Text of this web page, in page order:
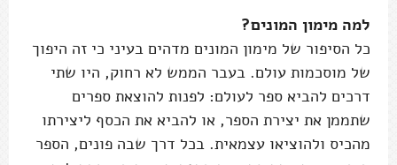
למה מימון המונים?
כל הסיפור של מימון המונים מדהים בעיני כי זה היפוך
של מוסכמות עולם. בעבר הממש לא רחוק, היו שתי
דרכים להביא ספר לעולם: לפנות להוצאת ספרים
שתממן את יצירת הספר, או להביא את הכסף ליצירתו
מהכיס ולהוציאו עצמאית. בכל דרך שבה פונים, הספר